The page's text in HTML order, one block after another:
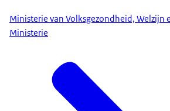
Ministerie van Volksgezondheid, Welzijn
Ministerie